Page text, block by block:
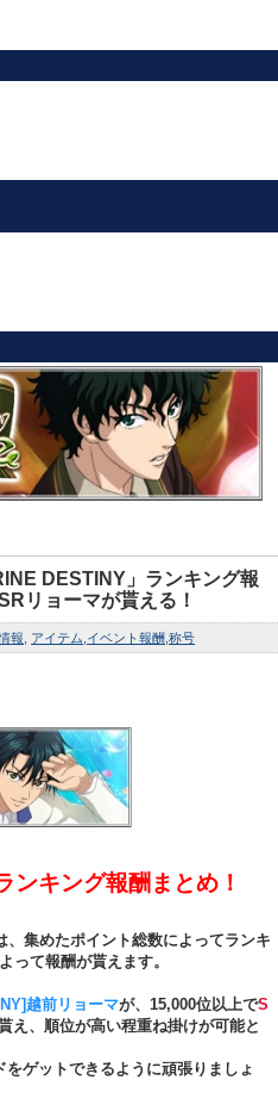
DESTINY」ランキング報
リョーマが貰える！
報 アイテム イベント報酬 称号
ンキング報酬まとめ！
、集めたポイント総数によってランキ
って報酬が貰えます。
越前リョーマが、15,000位以上でS
え、順位が高い程重ね掛けが可能と
をゲットできるように頑張りましょ